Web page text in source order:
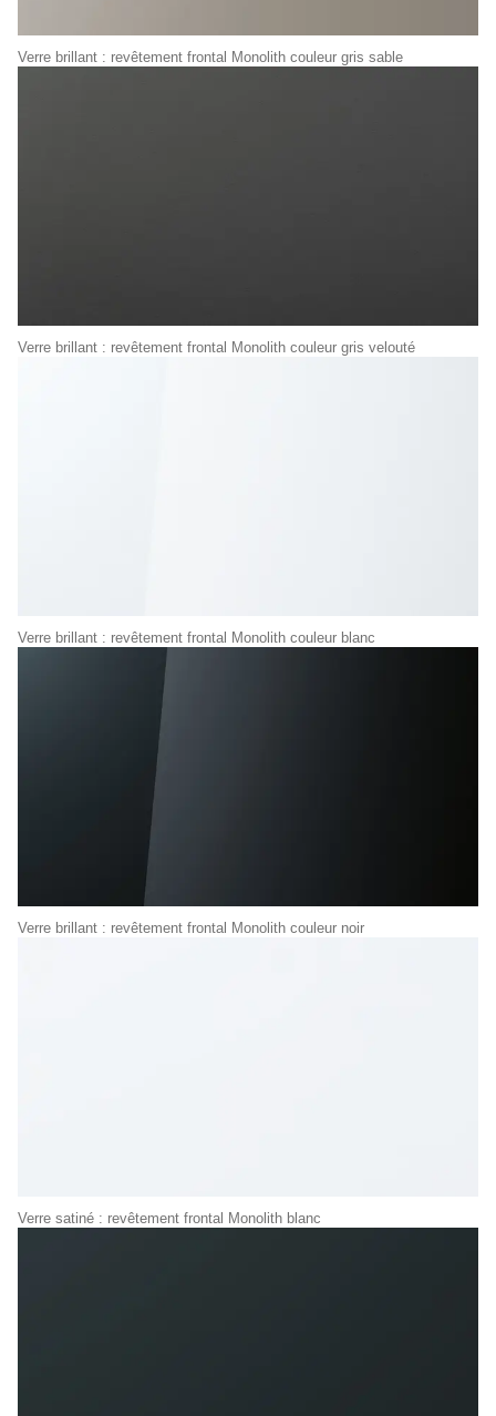
Verre brillant : revêtement frontal Monolith couleur gris sable
Verre brillant : revêtement frontal Monolith couleur gris velouté
Verre brillant : revêtement frontal Monolith couleur blanc
Verre brillant : revêtement frontal Monolith couleur noir
Verre satiné : revêtement frontal Monolith blanc